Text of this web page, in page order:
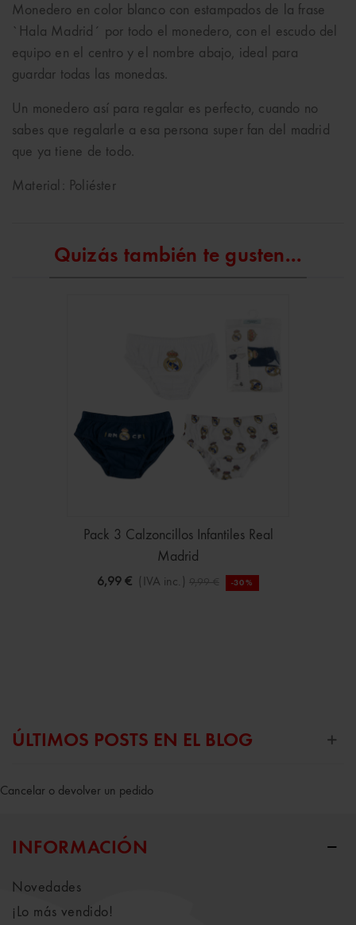
Monedero en color blanco con estampados de la frase
`Hala Madrid´ por todo el monedero, con el escudo del
equipo en el centro y el nombre abajo, ideal para
guardar todas las monedas.
Un monedero así para regalar es perfecto, cuando no
sabes que regalarle a esa persona super fan del madrid
que ya tiene de todo.
Material: Poliéster
Quizás también te gusten...
Pack 3 Calzoncillos Infantiles Real
Madrid
6,99 € (IVA inc.) 9,99 € -30%
ÚLTIMOS POSTS EN EL BLOG
Cancelar o devolver un pedido
INFORMACIÓN
Novedades
¡Lo más vendido!